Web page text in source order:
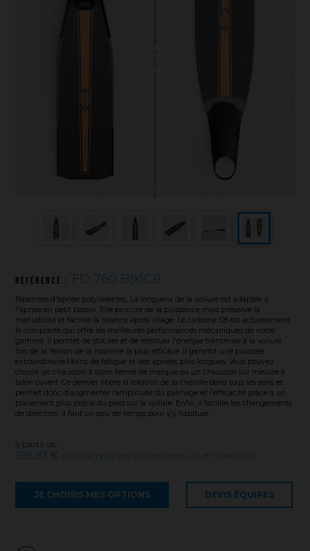
Textile - Casquettes et bonnets
Référence : FD 760 B(x)C8
Bipalmes d'apnée polyvalentes. La longueur de la voilure est adaptée à
l'apnée en petit bassin. Elle procure de la puissance mais préserve la
maniabilité et facilite la relance après virage. Le carbone C8 est actuellement
le composite qui offre les meilleures performances mécaniques de notre
gamme. Il permet de stocker et de restituer l'énergie transmise à la voilure
lors de la flexion de la manière la plus efficace. Il garantit une poussée
extraordinaire.Moins de fatigue et des apnées plus longues. Vous pouvez
choisir un chausson à talon fermé de marque ou un chausson sur mesure à
talon ouvert. Ce dernier libère la rotation de la cheville dans tous les sens et
permet donc d’augmenter l’amplitude du palmage et l’efficacité grâce à un
placement plus précis du pied sur la voilure. Enfin, il facilite les changements
de direction. Il faut un peu de temps pour s'y habituer.
à partir de
395,83 € HT (Prix pour une livraison hors UE et DOM TOM)
JE CHOISIS MES OPTIONS DEVIS ÉQUIPES